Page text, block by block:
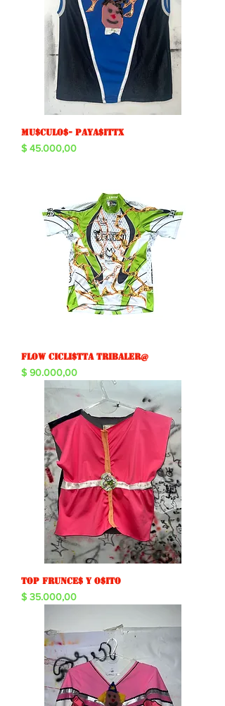
Mu$culo$- paya$ittx
Precio
$ 45.000,00
Flow cicli$tta tribaler@
Precio
$ 90.000,00
Top frunce$ y o$ito
Precio
$ 35.000,00